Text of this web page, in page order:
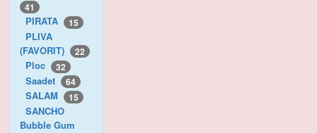
41
PIRATA 15
PLIVA
(FAVORIT)
22
Ploc 32
Saadet 64
SALAM 15
SANCHO
Bubble Gum